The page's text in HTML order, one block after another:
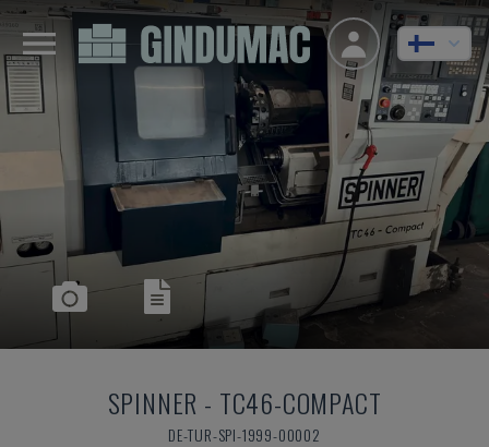
SPINNER - TC46-COMPACT
DE-TUR-SPI-1999-00002